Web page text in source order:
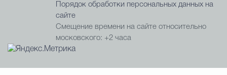
Порядок обработки персональных данных на
сайте
Смещение времени на сайте относительно
московского: +2 часа